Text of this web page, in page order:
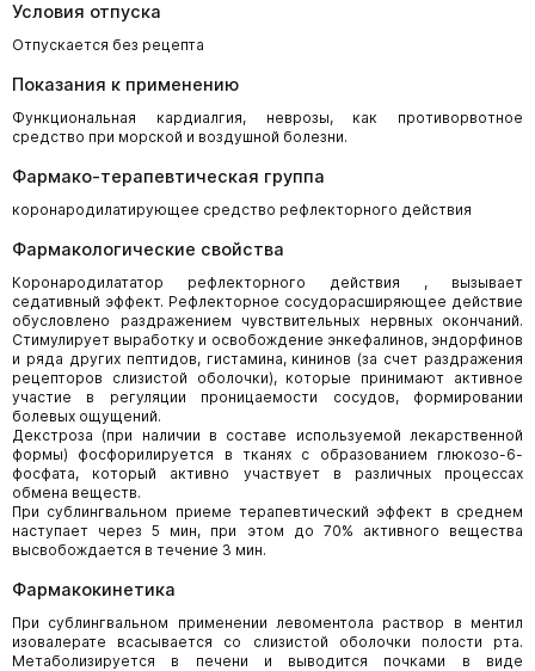
Условия отпуска
Отпускается без рецепта
Показания к применению
Функциональная кардиалгия, неврозы, как противорвотное
средство при морской и воздушной болезни.
Фармако-терапевтическая группа
коронародилатирующее средство рефлекторного действия
Фармакологические свойства
Коронародилататор рефлекторного действия , вызывает
седативный эффект. Рефлекторное сосудорасширяющее действие
обусловлено раздражением чувствительных нервных окончаний.
Стимулирует выработку и освобождение энкефалинов, эндорфинов
и ряда других пептидов, гистамина, кининов (за счет раздражения
рецепторов слизистой оболочки), которые принимают активное
участие в регуляции проницаемости сосудов, формировании
болевых ощущений.
Декстроза (при наличии в составе используемой лекарственной
формы) фосфорилируется в тканях с образованием глюкозо-6-
фосфата, который активно участвует в различных процессах
обмена веществ.
При сублингвальном приеме терапевтический эффект в среднем
наступает через 5 мин, при этом до 70% активного вещества
высвобождается в течение 3 мин.
Фармакокинетика
При сублингвальном применении левоментола раствор в ментил
изовалерате всасывается со слизистой оболочки полости рта.
Метаболизируется в печени и выводится почками в виде